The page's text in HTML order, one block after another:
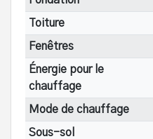
Toiture
Fenêtres
Énergie pour le
chauffage
Mode de chauffage
Sous-sol